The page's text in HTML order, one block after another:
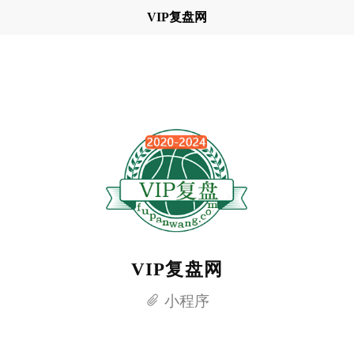
VIP复盘网
VIP复盘网
小程序